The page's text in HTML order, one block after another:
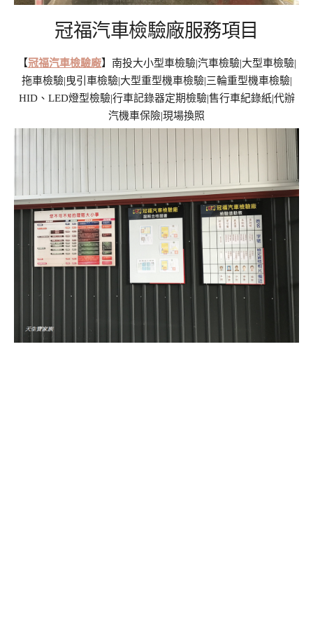
冠福汽車檢驗廠服務項目
【冠福汽車檢驗廠】南投大小型車檢驗|汽車檢驗|大型車檢驗|
拖車檢驗|曳引車檢驗|大型重型機車檢驗|三輪重型機車檢驗|
HID、LED燈型檢驗|行車記錄器定期檢驗|售行車紀錄紙|代辦
汽機車保險|現場換照